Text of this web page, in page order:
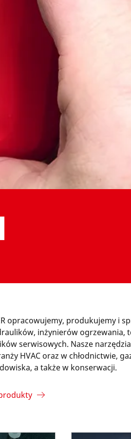
opracowujemy, produkujemy i
inżynierów ogrzewania,
serwisowych. Nasze
HVAC oraz w chłodnictwie,
a także w konserwacji.